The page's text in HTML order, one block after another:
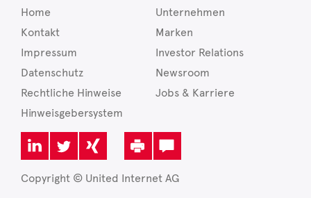
Home
Kontakt
Impressum
Datenschutz
Rechtliche Hinweise
Hinweisgebersystem
Unternehmen
Marken
Investor Relations
Newsroom
Jobs & Karriere
Copyright © United Internet AG